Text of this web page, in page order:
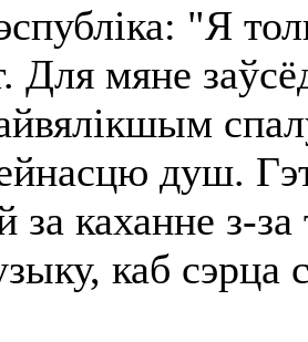
"Я
Для мяне
душ.
за каханне з-
каб сэрца